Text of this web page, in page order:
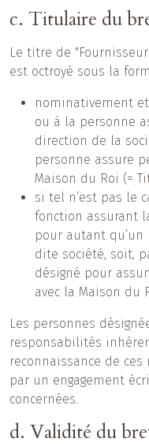
c. Titulaire du
Le titre de
est octroyé sous la
nominativement
ou à la personne
direction de la
personne assure
Maison du Roi (=
si tel n’est pas le
fonction assurant
pour autant
dite société, soit,
désigné pour
avec la Maison du
Les personnes
responsabilités
reconnaissance de
par un engagement
concernées.
d. Validité du